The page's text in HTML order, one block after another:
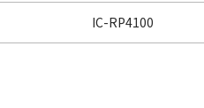
IC-RP4100